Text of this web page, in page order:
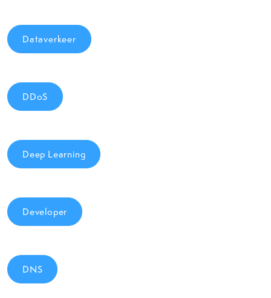
Dataverkeer
DDoS
Deep Learning
Developer
DNS